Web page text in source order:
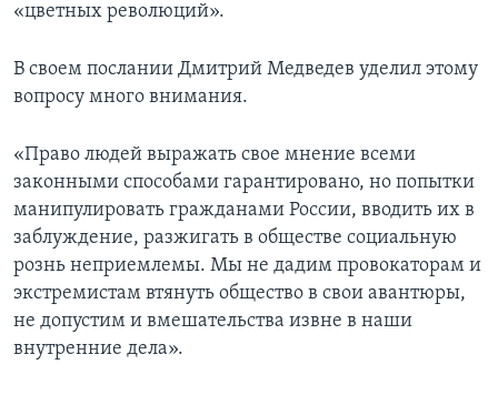
«цветных революций».
В своем послании Дмитрий Медведев уделил этому
вопросу много внимания.
«Право людей выражать свое мнение всеми
законными способами гарантировано, но попытки
манипулировать гражданами России, вводить их в
заблуждение, разжигать в обществе социальную
рознь неприемлемы. Мы не дадим провокаторам и
экстремистам втянуть общество в свои авантюры,
не допустим и вмешательства извне в наши
внутренние дела».